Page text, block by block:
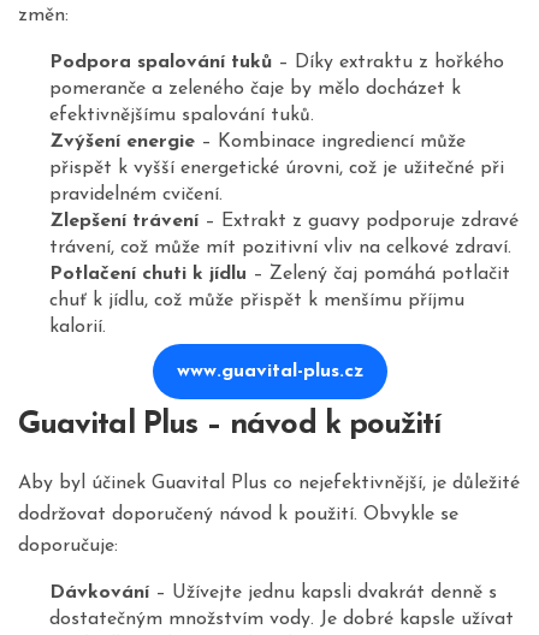
změn:
Podpora spalování tuků– Díky extraktu z hořkého
pomeranče a zeleného čaje by mělo docházet k
efektivnějšímu spalování tuků.
Zvýšení energie– Kombinace ingrediencí může
přispět k vyšší energetické úrovni, což je užitečné při
pravidelném cvičení.
Zlepšení trávení– Extrakt z guavy podporuje zdravé
trávení, což může mít pozitivní vliv na celkové zdraví.
Potlačení chuti k jídlu – Zelený čaj pomáhá potlačit
chuť k jídlu, což může přispět k menšímu příjmu
kalorií.
www.guavital-plus.cz
Guavital Plus – návod k použití
Aby byl účinek Guavital Plus co nejefektivnější, je důležité
dodržovat doporučený návod k použití. Obvykle se
doporučuje:
Dávkování– Užívejte jednu kapsli dvakrát denně s
dostatečným množstvím vody. Je dobré kapsle užívat